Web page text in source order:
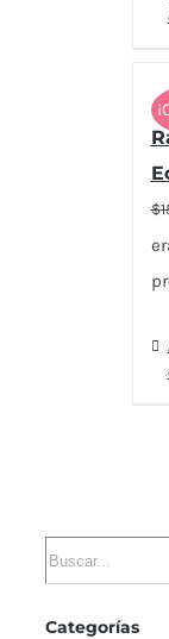
$
Categorías